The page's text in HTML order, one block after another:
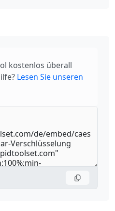
kostenlos überall
Lesen Sie unseren